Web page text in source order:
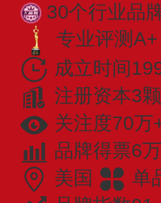
30个行业品
专业评测
成立时间
注册资本3
关注度70万
品牌得票6
美国
单